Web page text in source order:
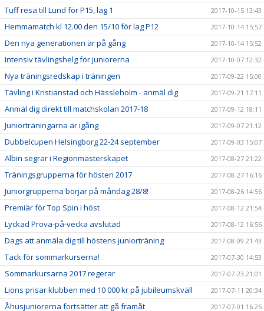
Tuff resa till Lund för P15, lag 1 2017-10-15 13:43
Hemmamatch kl 12.00 den 15/10 för lag P12 2017-10-14 15:57
Den nya generationen är på gång 2017-10-14 15:52
Intensiv tävlingshelg för juniorerna 2017-10-07 12:32
Nya träningsredskap i träningen 2017-09-22 15:00
Tävling i Kristianstad och Hässleholm - anmäl dig 2017-09-21 17:11
Anmäl dig direkt till matchskolan 2017-18 2017-09-12 18:11
Juniorträningarna är igång 2017-09-07 21:12
Dubbelcupen Helsingborg 22-24 september 2017-09-03 15:07
Albin segrar i Regionmästerskapet 2017-08-27 21:22
Träningsgrupperna för hösten 2017 2017-08-27 16:16
Juniorgrupperna börjar på måndag 28/8! 2017-08-26 14:56
Premiär för Top Spin i höst 2017-08-12 21:54
Lyckad Prova-på-vecka avslutad 2017-08-12 16:56
Dags att anmäla dig till höstens juniorträning 2017-08-09 21:43
Tack för sommarkurserna! 2017-07-30 14:53
Sommarkursarna 2017 regerar 2017-07-23 21:01
Lions prisar klubben med 10 000 kr på jubileumskväll 2017-07-11 20:34
Åhusjuniorerna fortsätter att gå framåt 2017-07-01 16:25